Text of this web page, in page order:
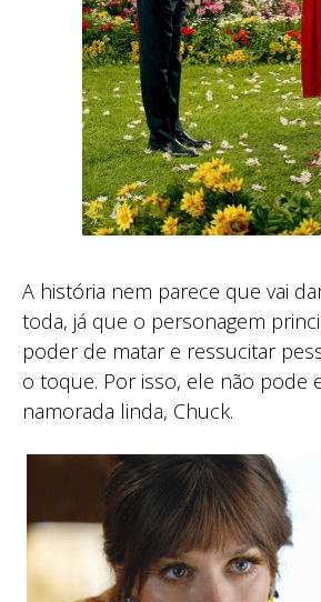
A história nem parece que vai
toda, já que o personagem
poder de matar e ressucitar
o toque. Por isso, ele não pode
namorada linda, Chuck.